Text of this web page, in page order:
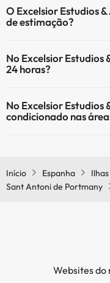
O Excelsior Estudios
de estimação?
estimação.
No Excelsior
24 horas?
No Excelsior
condicionado nas
Início
Espanha
Sant Antoni de Portmany
Websites do